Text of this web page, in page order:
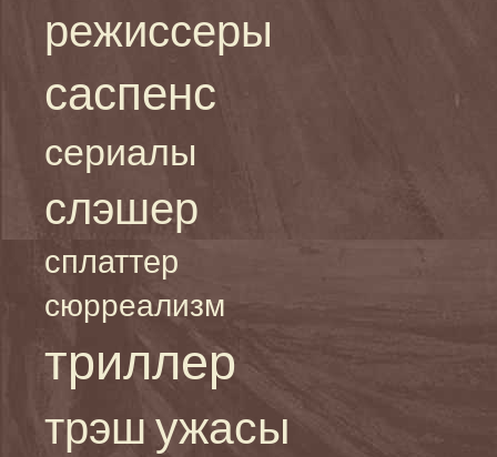
режиссеры
саспенс
сериалы
слэшер
сплаттер
сюрреализм
триллер
трэш ужасы